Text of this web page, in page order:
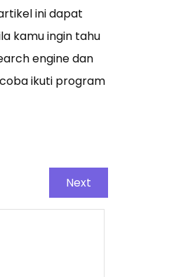
ini dapat
kamu ingin tahu
engine dan
ikuti program
Next